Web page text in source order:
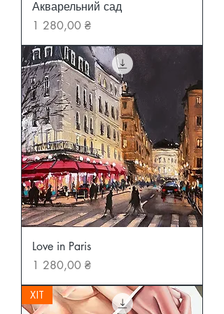
Акварельний сад
Ціна
1 280,00 ₴
Love in Paris
Ціна
1 280,00 ₴
ХІТ